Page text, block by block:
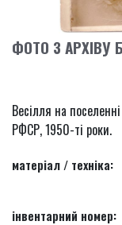
ФОТО З АРХІВУ
Весілля на
РФСР, 1950-ті роки.
матеріал / техніка:
інвентарний номер: